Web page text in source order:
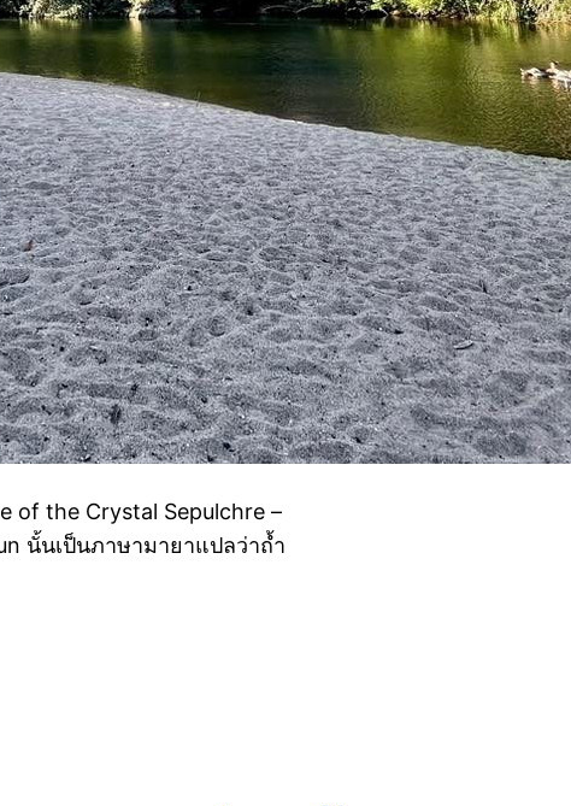
of the Crystal Sepulchre –
นั้นเป็นภาษามายาแปลว่าถ้ำ